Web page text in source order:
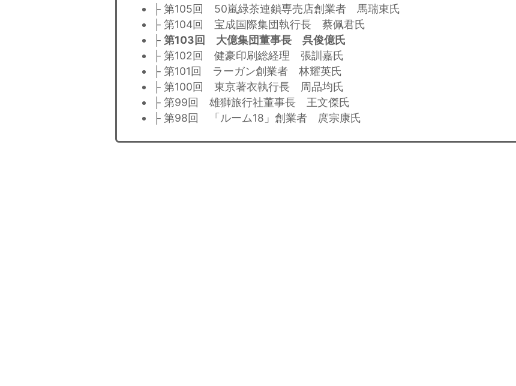
├ 第105回 50嵐緑茶連鎖専売店創業者 馬瑞東氏
├ 第104回 宝成国際集団執行長 蔡佩君氏
├ 第103回 大億集団董事長 呉俊億氏
├ 第102回 健豪印刷総経理 張訓嘉氏
├ 第101回 ラーガン創業者 林耀英氏
├ 第100回 東京著衣執行長 周品均氏
├ 第99回 雄獅旅行社董事長 王文傑氏
├ 第98回 「ルーム18」創業者 庹宗康氏